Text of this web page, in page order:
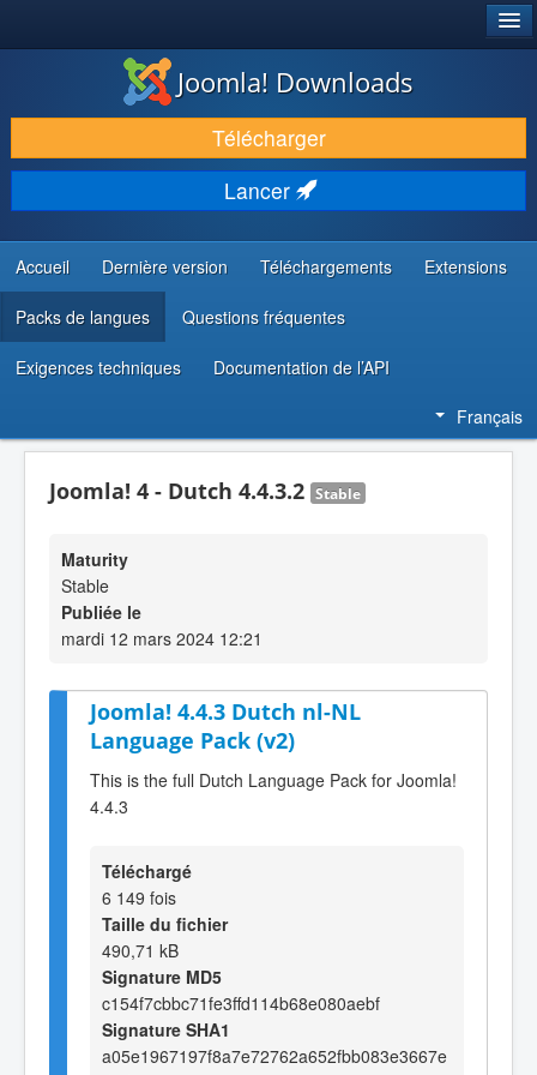
TÉLÉCHARGER & ÉTENDRE
DÉCOUVRIR & APPRENDRE
COMMUNAUTÉ & SUPPORT
RESSOURCES DÉVELOPPEURS
Joomla! Downloads
Télécharger
Lancer
Accueil Dernière version Téléchargements Extensions
Packs de langues Questions fréquentes
Exigences techniques Documentation de l’API
Français
Joomla! 4 - Dutch 4.4.3.2 Stable
Maturity
Stable
Publiée le
mardi 12 mars 2024 12:21
Joomla! 4.4.3 Dutch nl-NL
Language Pack (v2)
This is the full Dutch Language Pack for Joomla!
4.4.3
Téléchargé
6 149 fois
Taille du fichier
490,71 kB
Signature MD5
c154f7cbbc71fe3ffd114b68e080aebf
Signature SHA1
a05e1967197f8a7e72762a652fbb083e3667e